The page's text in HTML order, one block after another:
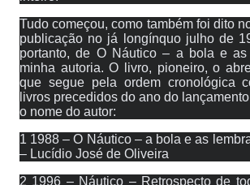
Tudo começou, como também foi dito
publicação no já longínquo julho de
portanto, de O Náutico – a bola e as
minha autoria. O livro, pioneiro, o
que segue pela ordem cronológica
livros precedidos do ano do
o nome do autor:
1 1988 – O Náutico – a bola e as
– Lucídio José de Oliveira
2 1996 – Náutico – Retrospecto de